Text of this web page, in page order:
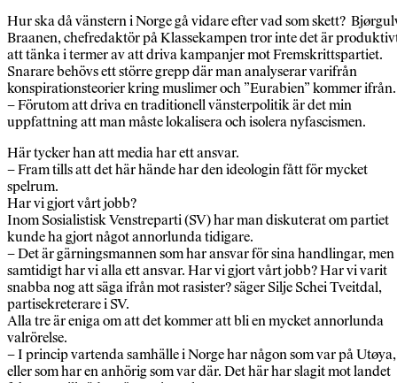
Hur ska då vänstern i Norge gå vidare efter vad som skett?
Braanen, chefredaktör på Klassekampen tror inte det är
att tänka i termer av att driva kampanjer mot Fremskrittspartiet.
Snarare behövs ett större grepp där man analyserar varifrån
konspirationsteorier kring muslimer och ”Eurabien” kommer ifrån.
– Förutom att driva en traditionell vänsterpolitik är det min
uppfattning att man måste lokalisera och isolera nyfascismen.
Här tycker han att media har ett ansvar.
– Fram tills att det här hände har den ideologin fått för mycket
spelrum.
Har vi gjort vårt jobb?
Inom Sosialistisk Venstreparti (SV) har man diskuterat om partiet
kunde ha gjort något annorlunda tidigare.
– Det är gärningsmannen som har ansvar för sina handlingar, men
samtidigt har vi alla ett ansvar. Har vi gjort vårt jobb? Har vi varit
snabba nog att säga ifrån mot rasister? säger Silje Schei Tveitdal,
partisekreterare i SV.
Alla tre är eniga om att det kommer att bli en mycket annorlunda
valrörelse.
– I princip vartenda samhälle i Norge har någon som var på Utøya,
eller som har en anhörig som var där. Det här har slagit mot landet